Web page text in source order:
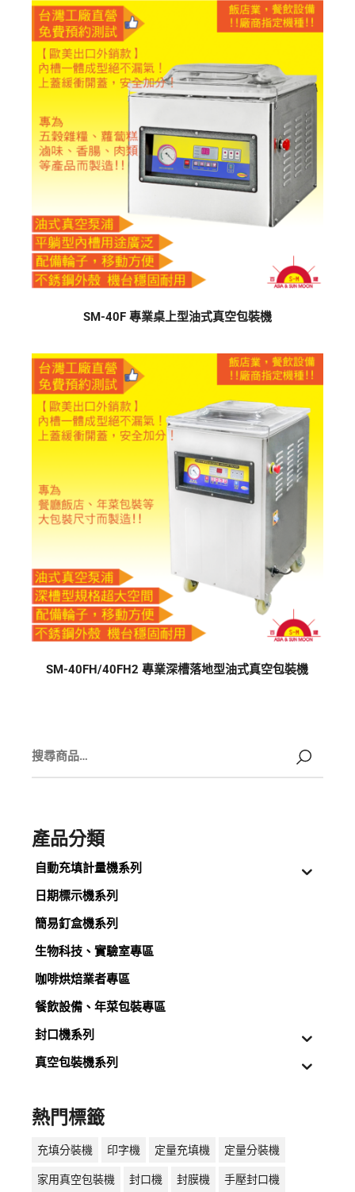
SM-40F 專業桌上型油式真空包裝機
SM-40FH/40FH2 專業深槽落地型油式真空包裝機
產品分類
自動充填計量機系列
日期標示機系列
簡易釘盒機系列
生物科技、實驗室專區
咖啡烘焙業者專區
餐飲設備、年菜包裝專區
封口機系列
真空包裝機系列
熱門標籤
充填分裝機 印字機 定量充填機 定量分裝機
家用真空包裝機 封口機 封膜機 手壓封口機